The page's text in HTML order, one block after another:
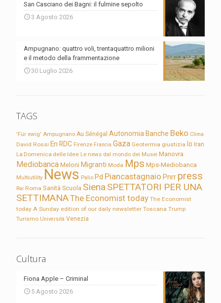
San Casciano dei Bagni: il fulmine sepolto
3 Agosto 2026
Ampugnano: quattro voli, trentaquattro milioni
e il metodo della frammentazione
30 Luglio 2026
TAGS
'Für ewig' Ampugnano Au Sénégal Autonomia Banche Beko Clima
David Rossi En RDC Firenze Francia Gaza Geotermia giustizia Io Iran
La Domenica delle Idee Le news dal mondo dei Musei Manovra
Mediobanca Meloni Migranti Moda Mps Mps-Mediobanca
Multiutility News Palio Pd Piancastagnaio Pnrr press
Rai Roma Sanità Scuola Siena SPETTATORI PER UNA
SETTIMANAThe Economist today The Economist
today A Sunday edition of our daily newsletter Toscana Trump
Turismo Università Venezia
Cultura
Fiona Apple – Criminal
5 Agosto 2026